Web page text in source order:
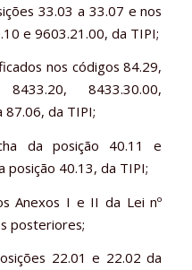
33.03 a 33.07 e nos
e 9603.21.00, da TIPI;
nos códigos 84.29,
8433.30.00,
da TIPI;
da posição 40.11 e
posição 40.13, da TIPI;
Anexos I e II da Lei nº
posteriores;
22.01 e 22.02 da